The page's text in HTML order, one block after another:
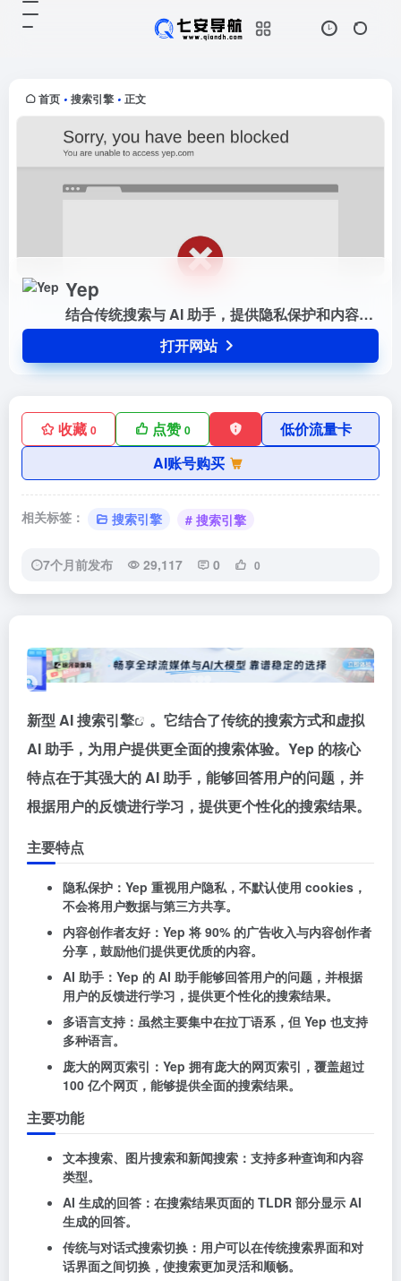
首页 • 搜索引擎 • 正文
Yep
结合传统搜索与 AI 助手，提供隐私保护和内容创作者友好的搜索体验。它支持文本、图片和新闻搜索，将 90% 的广告收入与创作者分享，鼓励优质内容创作。
打开网站
收藏 0 点赞0
低价流量卡
AI账号购买
相关标签： 搜索引擎 # 搜索引擎
7个月前发布 29,117 0 0
它支持文本、图片和新闻搜索，将
90% 的广告收入与创作者分享，鼓
励优质内容创作。
新型 AI搜索引擎
。它结合了传统的搜索方式和虚拟
AI 助手，为用户提供更全面的搜索体验。Yep 的核心
特点在于其强大的 AI 助手，能够回答用户的问题，并
根据用户的反馈进行学习，提供更个性化的搜索结果。
主要特点
隐私保护 ：Yep 重视用户隐私，不默认使用 cookies，
不会将用户数据与第三方共享。
内容创作者友好 ：Yep 将 90% 的广告收入与内容创作者
分享，鼓励他们提供更优质的内容。
AI 助手 ：Yep 的 AI 助手能够回答用户的问题，并根据
用户的反馈进行学习，提供更个性化的搜索结果。
多语言支持 ：虽然主要集中在拉丁语系，但 Yep 也支持
多种语言。
庞大的网页索引 ：Yep 拥有庞大的网页索引，覆盖超过
100 亿个网页，能够提供全面的搜索结果。
主要功能
文本搜索、图片搜索和新闻搜索 ：支持多种查询和内容
类型。
AI 生成的回答 ：在搜索结果页面的 TLDR 部分显示 AI
生成的回答。
传统与对话式搜索切换 ：用户可以在传统搜索界面和对
话界面之间切换，使搜索更加灵活和顺畅。